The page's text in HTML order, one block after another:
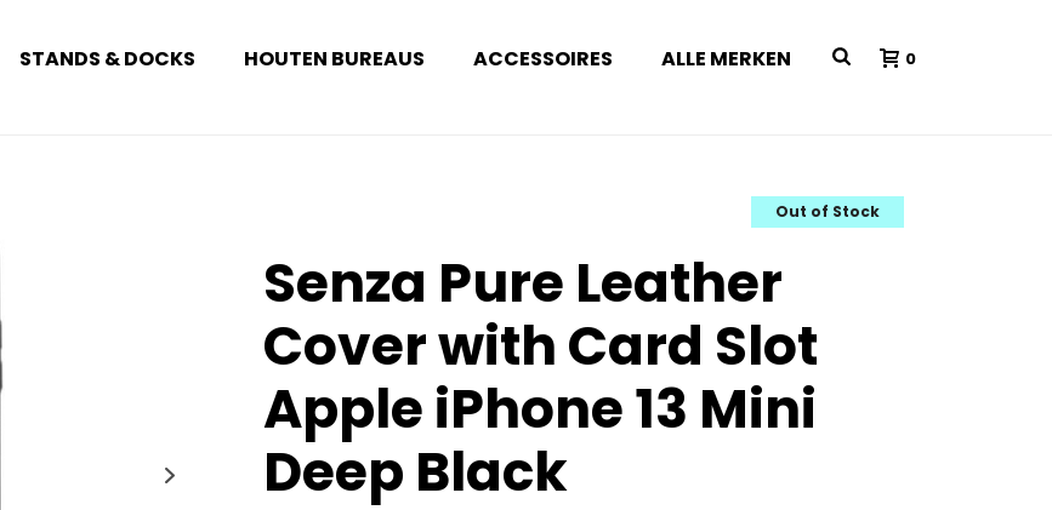
STANDS & DOCKS HOUTEN BUREAUS ACCESSOIRES ALLE MERKEN 0
Out of Stock
Senza Pure Leather
Cover with Card Slot
Apple iPhone 13 Mini
Deep Black